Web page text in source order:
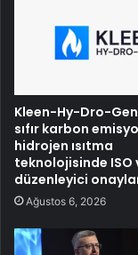
Kleen-Hy-Dro-
sıfır karbon
hidrojen ısıtma
teknolojisinde ISO
düzenleyici
Ağustos 6, 2026